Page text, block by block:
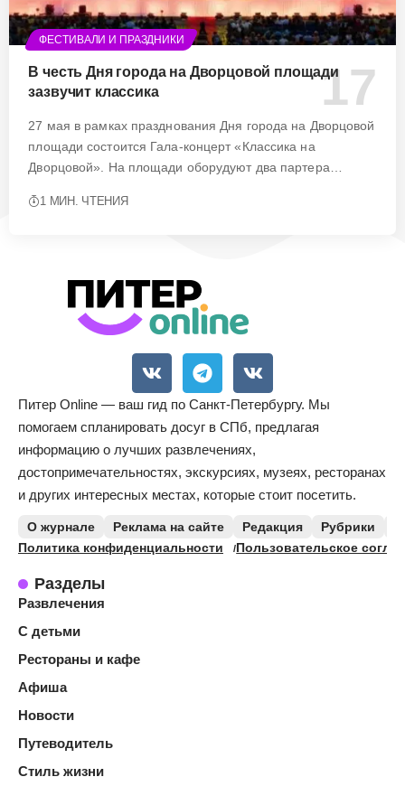
ФЕСТИВАЛИ И ПРАЗДНИКИ
В честь Дня города на Дворцовой площади
зазвучит классика
27 мая в рамках празднования Дня города на Дворцовой
площади состоится Гала-концерт «Классика на
Дворцовой». На площади оборудуют два партера…
1 МИН. ЧТЕНИЯ
Питер Online — ваш гид по Санкт-Петербургу. Мы
помогаем спланировать досуг в СПб, предлагая
информацию о лучших развлечениях,
достопримечательностях, экскурсиях, музеях, ресторанах
и других интересных местах, которые стоит посетить.
О журнале Реклама на сайте Редакция Рубрики
Политика конфиденциальности
Пользовательское
Разделы
Развлечения
С детьми
Рестораны и кафе
Афиша
Новости
Путеводитель
Стиль жизни